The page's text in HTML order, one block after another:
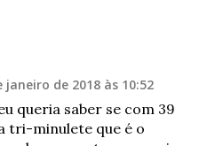
janeiro de 2018 às 10:52
queria saber se com 39
tri-minulete que é o